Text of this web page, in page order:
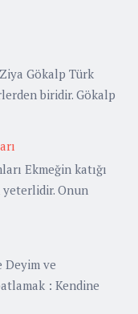
Gökalp Türk
biridir. Gökalp
Ekmeğin katığı
yeterlidir. Onun
Deyim ve
: Kendine